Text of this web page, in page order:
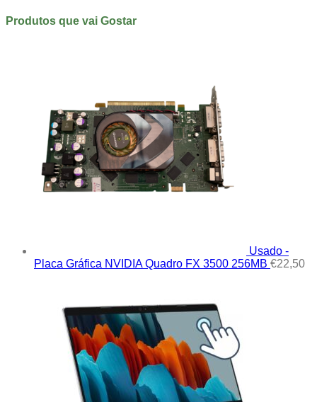
Produtos que vai Gostar
Usado -
Placa Gráfica NVIDIA Quadro FX 3500 256MB €22,50